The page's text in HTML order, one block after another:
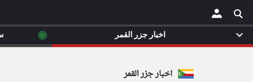
×
اخبار جزر القمر
اخبار جزر القمر ◉